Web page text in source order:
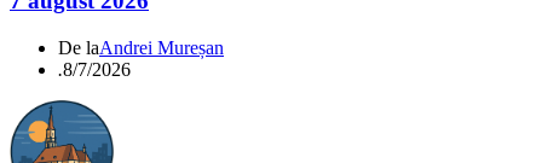
De laAndrei Mureșan
.8/7/2026